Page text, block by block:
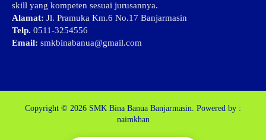
skill yang kompeten sesuai jurusannya.
Alamat: Jl. Pramuka Km.6 No.17 Banjarmasin
Telp. 0511-3254556
Email: smkbinabanua@gmail.com
Copyright © 2026 SMK Bina Banua Banjarmasin. Powered by :
naimkhan